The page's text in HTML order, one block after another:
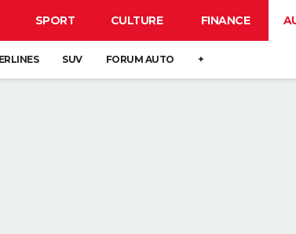
SPORT CULTURE FINANCE
SUV FORUM AUTO +